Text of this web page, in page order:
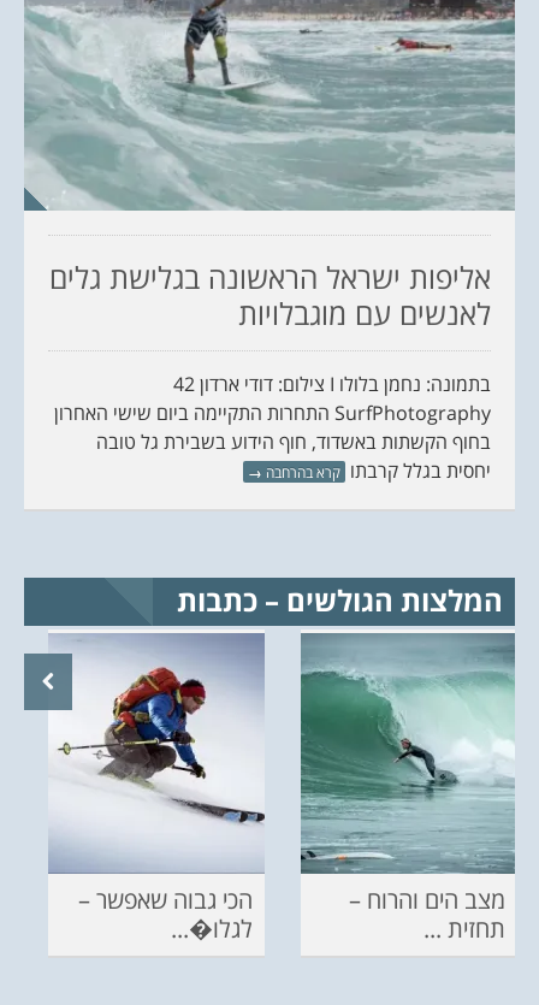
אליפות ישראל הראשונה בגלישת גלים
לאנשים עם מוגבלויות
בתמונה: נחמן בלולו I צילום: דודי ארדון 42
SurfPhotography התחרות התקיימה ביום שישי האחרון
בחוף הקשתות באשדוד, חוף הידוע בשבירת גל טובה
יחסית בגלל קרבתו קרא בהרחבה →
המלצות הגולשים – כתבות
מצב הים והרוח –
תחזית ...
הכי גבוה שאפשר –
לגלו�...